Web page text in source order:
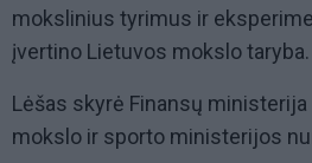
mokslinius tyrimus ir
įvertino Lietuvos mokslo taryba.
Lėšas skyrė Finansų
mokslo ir sporto ministerijos